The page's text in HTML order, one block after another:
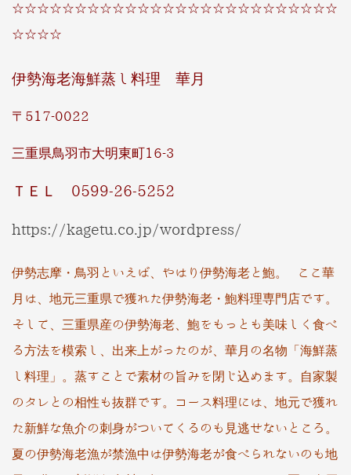
☆☆☆☆☆☆☆☆☆☆☆☆☆☆☆☆☆☆☆☆☆☆☆☆☆☆
☆☆☆☆
伊勢海老海鮮蒸し料理 華月
〒517-0022
三重県鳥羽市大明東町16-3
ＴＥＬ 0599-26-5252
https://kagetu.co.jp/wordpress/
伊勢志摩・鳥羽といえば、やはり伊勢海老と鮑。 ここ華
月は、地元三重県で獲れた伊勢海老・鮑料理専門店です。
そして、三重県産の伊勢海老、鮑をもっとも美味しく食べ
る方法を模索し、出来上がったのが、華月の名物「海鮮蒸
し料理」。蒸すことで素材の旨みを閉じ込めます。自家製
のタレとの相性も抜群です。コース料理には、地元で獲れ
た新鮮な魚介の刺身がついてくるのも見逃せないところ。
夏の伊勢海老漁が禁漁中は伊勢海老が食べられないのも地